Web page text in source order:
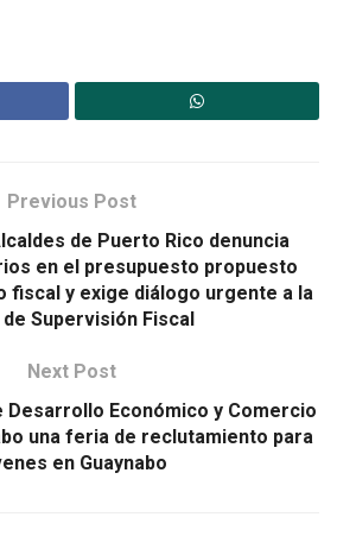
Previous Post
de Puerto Rico denuncia
en el presupuesto propuesto
fiscal y exige diálogo urgente a la
Supervisión Fiscal
Next Post
Desarrollo Económico y Comercio
una feria de reclutamiento para
en Guaynabo